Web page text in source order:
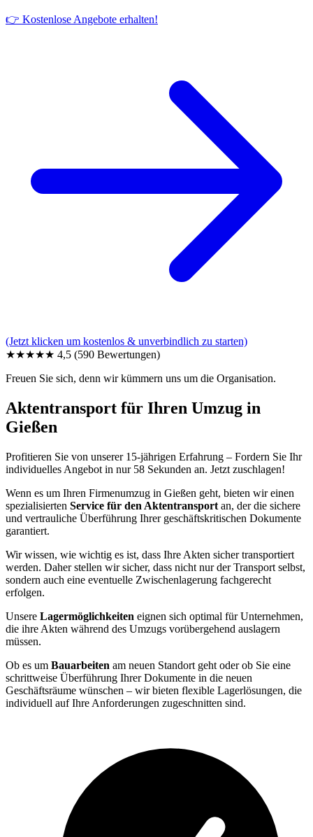
👉 Kostenlose Angebote erhalten!
(Jetzt klicken um kostenlos & unverbindlich zu starten)
★★★★★ 4,5 (590 Bewertungen)
Freuen Sie sich, denn wir kümmern uns um die Organisation.
Aktentransport für Ihren Umzug in
Gießen
Profitieren Sie von unserer 15-jährigen Erfahrung – Fordern Sie Ihr
individuelles Angebot in nur 58 Sekunden an. Jetzt zuschlagen!
Wenn es um Ihren Firmenumzug in Gießen geht, bieten wir einen
spezialisierten Service für den Aktentransport an, der die sichere
und vertrauliche Überführung Ihrer geschäftskritischen Dokumente
garantiert.
Wir wissen, wie wichtig es ist, dass Ihre Akten sicher transportiert
werden. Daher stellen wir sicher, dass nicht nur der Transport selbst,
sondern auch eine eventuelle Zwischenlagerung fachgerecht
erfolgen.
Unsere Lagermöglichkeiten eignen sich optimal für Unternehmen,
die ihre Akten während des Umzugs vorübergehend auslagern
müssen.
Ob es um Bauarbeiten am neuen Standort geht oder ob Sie eine
schrittweise Überführung Ihrer Dokumente in die neuen
Geschäftsräume wünschen – wir bieten flexible Lagerlösungen, die
individuell auf Ihre Anforderungen zugeschnitten sind.